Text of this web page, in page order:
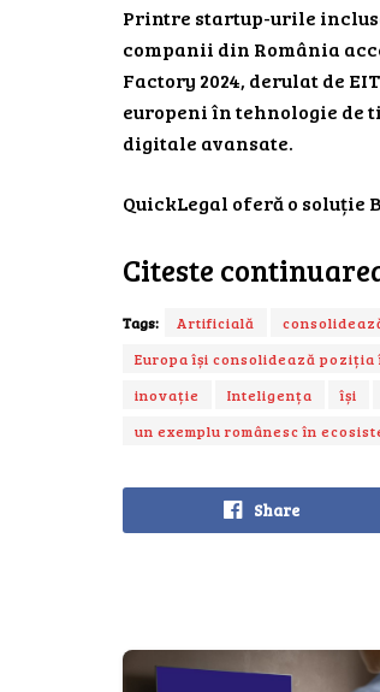
Printre startup-urile
companii din România
Factory 2024, derulat de
europeni în tehnologie de
digitale avansate.
QuickLegal oferă o soluție
Citeste
Tags: Artificială
Europa își consolidează
inovație
Inteligența își
un exemplu românesc în
Share